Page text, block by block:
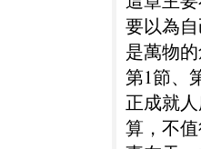
要以為
是萬物
第1節、
正成就
算，不